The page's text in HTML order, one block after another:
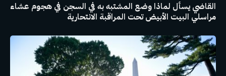
القاضي يسأل لماذا وضع المشتبه به في السجن في هجوم عشاء
مراسلي البيت الأبيض تحت المراقبة الانتحارية